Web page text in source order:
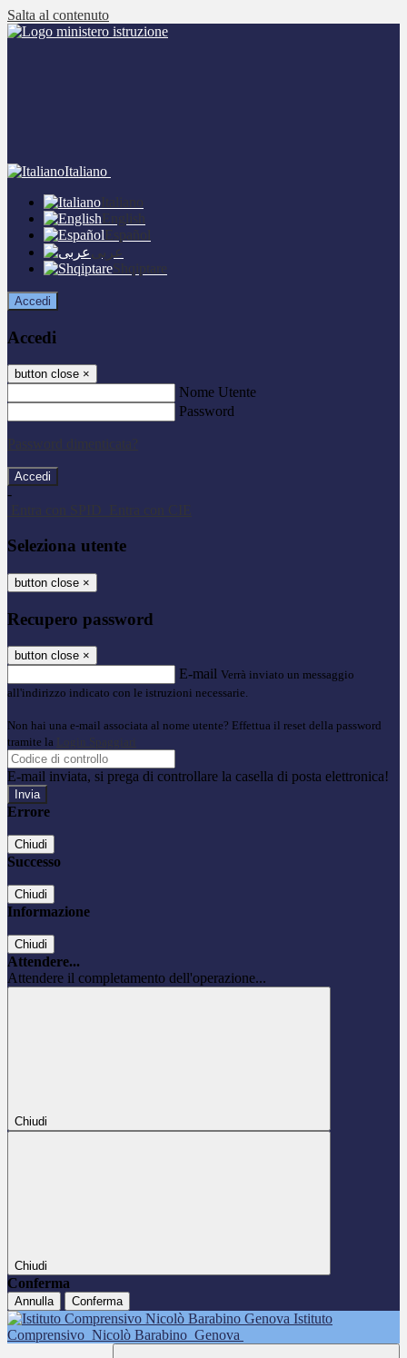
Salta al contenuto
Italiano
Italiano
English
Español
عربى
Shqiptare
Accedi
Accedi
button close ×
Nome Utente
Password
Password dimenticata?
-
Entra con SPID
Entra con CIE
Seleziona utente
button close ×
Recupero password
button close ×
E-mail Verrà inviato un messaggio
all'indirizzo indicato con le istruzioni necessarie.
Non hai una e-mail associata al nome utente? Effettua il reset della password
tramite la Login Spaggiari
E-mail inviata, si prega di controllare la casella di posta elettronica!
Errore
Chiudi
Successo
Chiudi
Informazione
Chiudi
Attendere...
Attendere il completamento dell'operazione...
Chiudi
Chiudi
Conferma
Annulla Conferma
Istituto
Comprensivo Nicolò Barabino Genova